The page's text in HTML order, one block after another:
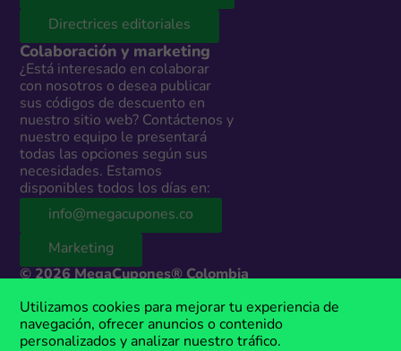
Directrices editoriales
Colaboración y marketing
¿Está interesado en colaborar
con nosotros o desea publicar
sus códigos de descuento en
nuestro sitio web? Contáctenos y
nuestro equipo le presentará
todas las opciones según sus
necesidades. Estamos
disponibles todos los días en:
info@megacupones.co
Marketing
© 2026 MegaCupones® Colombia
Este sitio web contiene enlaces de afiliados a productos y servicios de
terceros. Si realizas una compra a través de estos enlaces, podemos
recibir una comisión sin costo adicional para ti. MegaCupones® es una
marca registrada, propiedad de Anima Media.
Utilizamos cookies para mejorar tu experiencia de
navegación, ofrecer anuncios o contenido
personalizados y analizar nuestro tráfico.